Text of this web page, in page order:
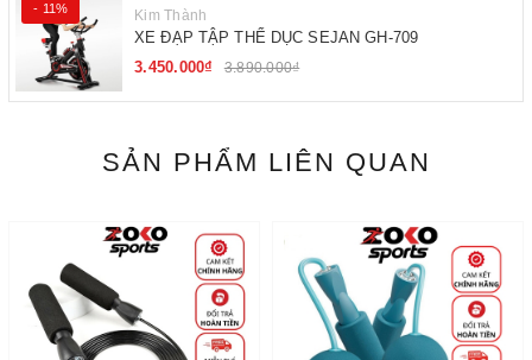
- 11% Kim Thành
XE ĐẠP TẬP THỂ DỤC SEJAN GH-709
3.450.000₫
3.890.000₫
SẢN PHẨM LIÊN QUAN